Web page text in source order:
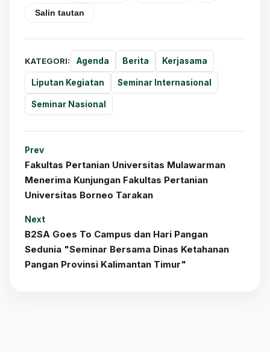
Salin tautan
KATEGORI: Agenda Berita Kerjasama
Liputan Kegiatan Seminar Internasional
Seminar Nasional
Prev
Fakultas Pertanian Universitas Mulawarman
Menerima Kunjungan Fakultas Pertanian
Universitas Borneo Tarakan
Next
B2SA Goes To Campus dan Hari Pangan
Sedunia "Seminar Bersama Dinas Ketahanan
Pangan Provinsi Kalimantan Timur"